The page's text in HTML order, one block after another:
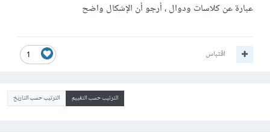
عبارة عن كلاسات ودوال ، أرجو أن الإشكال واضح
1 اقتباس
الترتيب حسب التقييم الترتيب حسب التاريخ